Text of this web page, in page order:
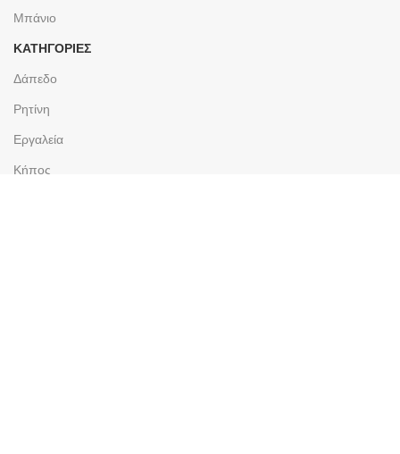
Μπάνιο
ΚΑΤΗΓΟΡΙΕΣ
Δάπεδο
Ρητίνη
Εργαλεία
Κήπος